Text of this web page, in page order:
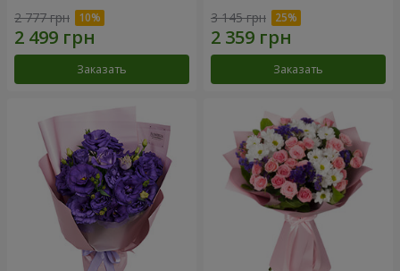
2 777 грн
Заказать
3 145 грн
Заказать